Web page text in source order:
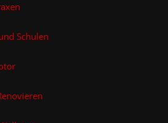
Schulen